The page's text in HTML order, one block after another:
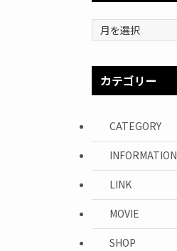
前
カテゴリー
CATEGORY
INFORMATION
LINK
MOVIE
SHOP